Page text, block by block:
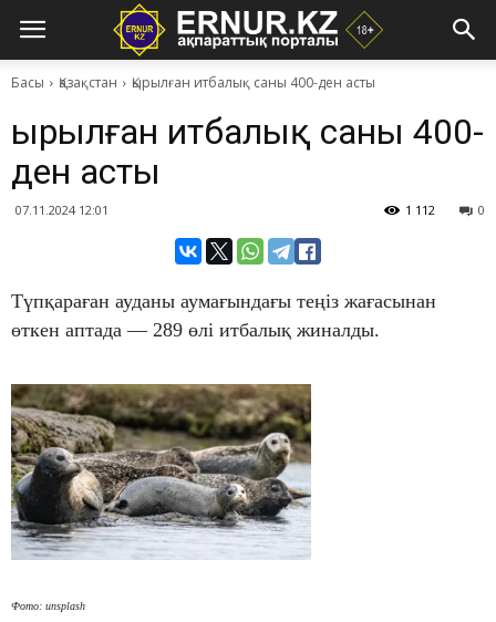
Басы Қазақстан Қырылған итбалық саны 400-ден асты
Қырылған итбалық саны 400-
ден асты
07.11.2024 12:01 0
1 112
Түпқараған ауданы аумағындағы теңіз жағасынан
өткен аптада — 289 өлі итбалық жиналды.
Фото: unsplash